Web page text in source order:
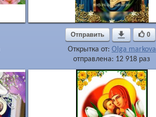
Отправить  0
Открытка от: Olga markova
отправлена: 12 918 раз